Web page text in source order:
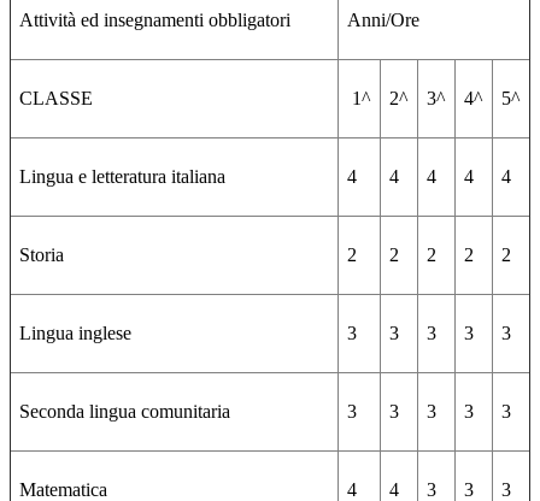
Attività ed insegnamenti obbligatori Anni/Ore
CLASSE 1^ 2^ 3^ 4^ 5^
Lingua e letteratura italiana 4 4 4 4 4
Storia 2 2 2 2 2
Lingua inglese 3 3 3 3 3
Seconda lingua comunitaria 3 3 3 3 3
Matematica 4 4 3 3 3